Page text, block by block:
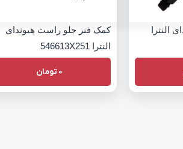
النترا
کمک فنر جلو راست هیوندای
النترا 546613X251
0 تومان